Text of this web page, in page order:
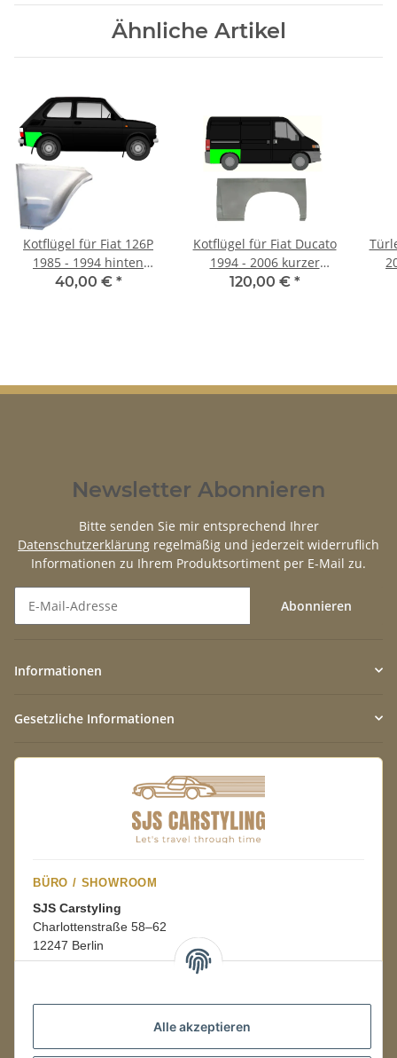
Alle akzeptieren
Ähnliche Artikel
Kotflügel für Fiat 126P
1985 - 1994 hinten
rechts
40,00 € *
Kotflügel für Fiat Ducato
1994 - 2006 kurzer
Radstand hinten rechts
120,00 € *
Newsletter Abonnieren
Bitte senden Sie mir entsprechend Ihrer
Datenschutzerklärung regelmäßig und jederzeit widerruflich
Informationen zu Ihrem Produktsortiment per E-Mail zu.
Abonnieren
Informationen
Gesetzliche Informationen
BÜRO / SHOWROOM
SJS Carstyling
Charlottenstraße 58–62
12247 Berlin
08:00–16:00 Uhr
LAGER / RETOUREN